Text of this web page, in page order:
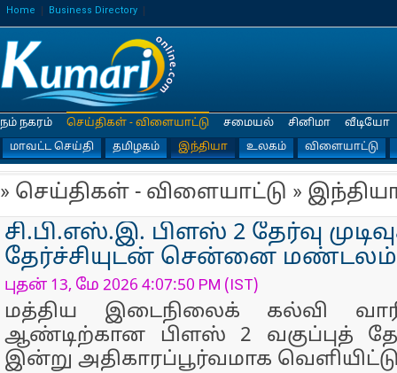
Home Business Directory
நம் நகரம்
செய்திகள் - விளையாட்டு
மாவட்ட செய்தி
தமிழகம் இந்தியா உலகம் விளையாட்டு
சமையல் சினிமா வீடியோ
» செய்திகள் - விளையாட்டு »
சி.பி.எஸ்.இ. பிளஸ் 2 தேர்வு
தேர்ச்சியுடன் சென்னை மண்டலம்
புதன் 13, மே 2026 4:07:50 PM (IST)
மத்திய இடைநிலைக் கல்வி
ஆண்டிற்கான பிளஸ் 2 வகுப்புத்
இன்று அதிகாரப்பூர்வமாக